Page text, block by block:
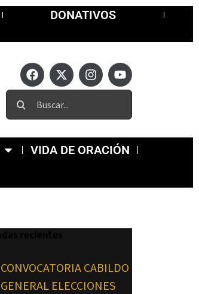
DONATIVOS
VIDA DE ORACIÓN
CONVOCATORIA CABILDO
GENERAL ELECCIONES